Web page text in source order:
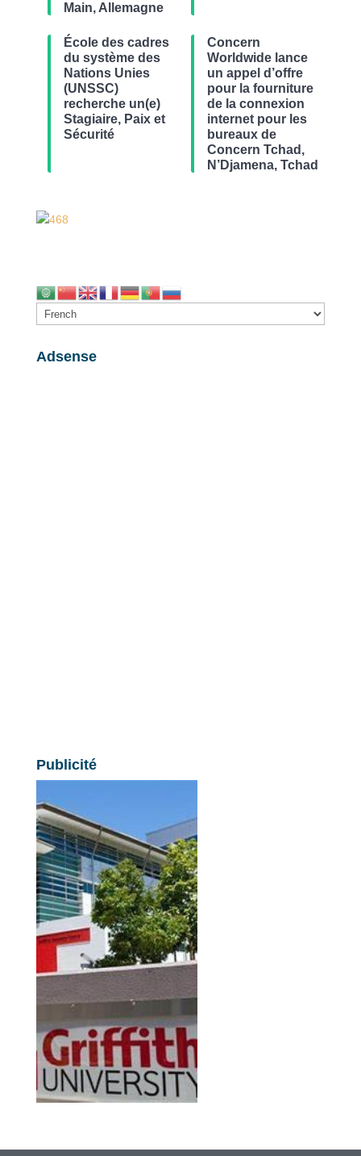
Main, Allemagne
École des cadres
du système des
Nations Unies
(UNSSC)
recherche un(e)
Stagiaire, Paix et
Sécurité
Concern
Worldwide lance
un appel d’offre
pour la fourniture
de la connexion
internet pour les
bureaux de
Concern Tchad,
N’Djamena, Tchad
Adsense
Publicité